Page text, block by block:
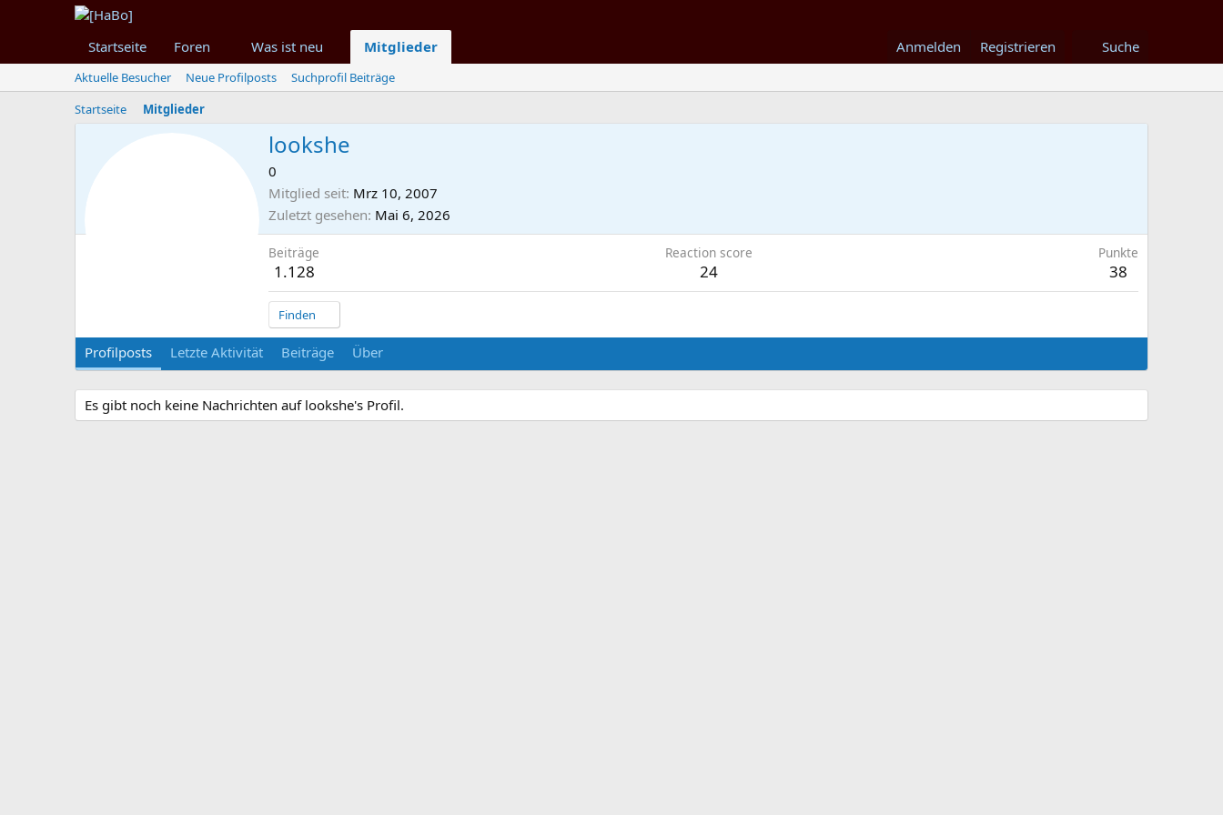
Startseite Foren Was ist neu Mitglieder Anmelden Registrieren Suche
Aktuelle Besucher Neue Profilposts
Suchprofil Beiträge
Startseite
Mitglieder
lookshe
0
Mitglied seit Mrz 10, 2007
Zuletzt gesehen Mai 6, 2026
Beiträge
1.128
Reaction score
24
Punkte
38
Finden
Profilposts Letzte Aktivität Beiträge Über
Es gibt noch keine Nachrichten auf lookshe's Profil.